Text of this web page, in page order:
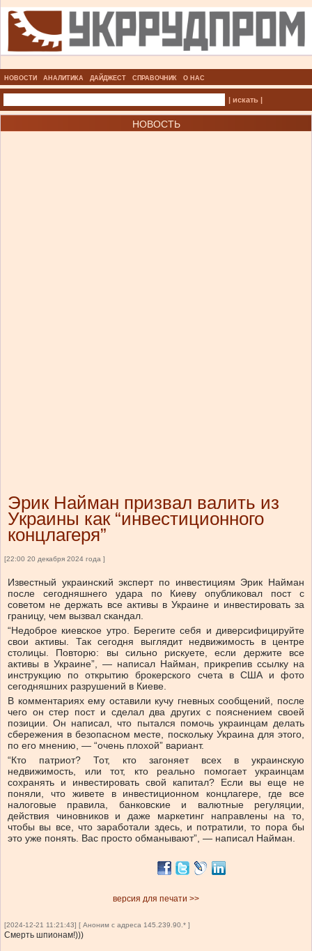
НОВОСТИ АНАЛИТИКА ДАЙДЖЕСТ СПРАВОЧНИК О НАС
| искать |
НОВОСТЬ
Эрик Найман призвал валить из
Украины как “инвестиционного
концлагеря”
[22:00 20 декабря 2024 года ]
Известный украинский эксперт по инвестициям Эрик Найман
после сегодняшнего удара по Киеву опубликовал пост с
советом не держать все активы в Украине и инвестировать за
границу, чем вызвал скандал.
“Недоброе киевское утро. Берегите себя и диверсифицируйте
свои активы. Так сегодня выглядит недвижимость в центре
столицы. Повторю: вы сильно рискуете, если держите все
активы в Украине”, — написал Найман, прикрепив ссылку на
инструкцию по открытию брокерского счета в США и фото
сегодняшних разрушений в Киеве.
В комментариях ему оставили кучу гневных сообщений, после
чего он стер пост и сделал два других с пояснением своей
позиции. Он написал, что пытался помочь украинцам делать
сбережения в безопасном месте, поскольку Украина для этого,
по его мнению, — “очень плохой” вариант.
“Кто патриот? Тот, кто загоняет всех в украинскую
недвижимость, или тот, кто реально помогает украинцам
сохранять и инвестировать свой капитал? Если вы еще не
поняли, что живете в инвестиционном концлагере, где все
налоговые правила, банковские и валютные регуляции,
действия чиновников и даже маркетинг направлены на то,
чтобы вы все, что заработали здесь, и потратили, то пора бы
это уже понять. Вас просто обманывают”, — написал Найман.
версия для печати >>
[2024-12-21 11:21:43] [ Аноним с адреса 145.239.90.* ]
Смерть шпионам!)))